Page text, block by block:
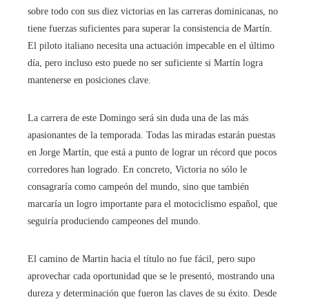
sobre todo con sus diez victorias en las carreras dominicanas, no
tiene fuerzas suficientes para superar la consistencia de Martín.
El piloto italiano necesita una actuación impecable en el último
día, pero incluso esto puede no ser suficiente si Martín logra
mantenerse en posiciones clave.
La carrera de este Domingo será sin duda una de las más
apasionantes de la temporada. Todas las miradas estarán puestas
en Jorge Martín, que está a punto de lograr un récord que pocos
corredores han logrado. En concreto, Victoria no sólo le
consagraría como campeón del mundo, sino que también
marcaría un logro importante para el motociclismo español, que
seguiría produciendo campeones del mundo.
El camino de Martin hacia el título no fue fácil, pero supo
aprovechar cada oportunidad que se le presentó, mostrando una
dureza y determinación que fueron las claves de su éxito. Desde